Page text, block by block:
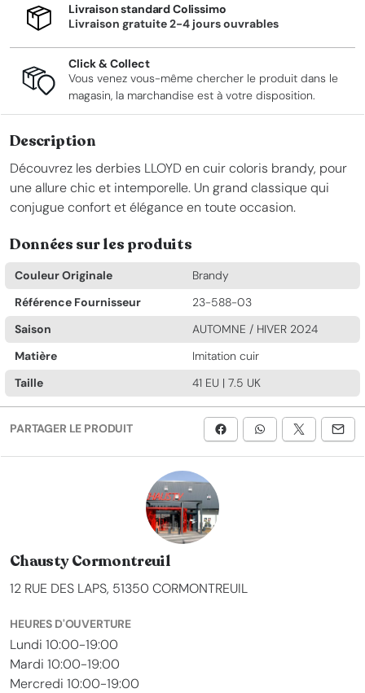
Livraison standard Colissimo
Livraison gratuite 2-4 jours ouvrables
Click & Collect
Vous venez vous-même chercher le produit dans le
magasin, la marchandise est à votre disposition.
Description
Découvrez les derbies LLOYD en cuir coloris brandy, pour
une allure chic et intemporelle. Un grand classique qui
conjugue confort et élégance en toute occasion.
Données sur les produits
Couleur Originale
Brandy
Référence Fournisseur
23-588-03
Saison
AUTOMNE / HIVER 2024
Matière
Imitation cuir
Taille
41 EU | 7.5 UK
PARTAGER LE PRODUIT
Chausty Cormontreuil
12 RUE DES LAPS, 51350 CORMONTREUIL
HEURES D'OUVERTURE
Lundi 10:00-19:00
Mardi 10:00-19:00
Mercredi 10:00-19:00